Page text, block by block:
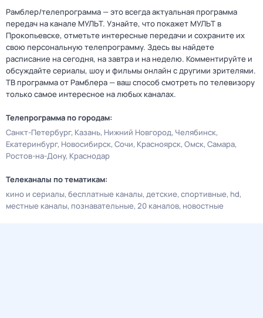
Рамблер/телепрограмма — это всегда актуальная программа
передач на канале МУЛЬТ. Узнайте, что покажет МУЛЬТ в
Прокопьевске, отметьте интересные передачи и сохраните их
свою персональную телепрограмму. Здесь вы найдете
расписание на сегодня, на завтра и на неделю. Комментируйте и
обсуждайте сериалы, шоу и фильмы онлайн с другими зрителями.
ТВ программа от Рамблера — ваш способ смотреть по телевизору
только самое интересное на любых каналах.
Телепрограмма по городам:
Санкт-Петербург Казань Нижний Новгород Челябинск
Екатеринбург Новосибирск Сочи Красноярск Омск Самара
Ростов-на-Дону Краснодар
Телеканалы по тематикам:
кино и сериалы бесплатные каналы детские спортивные hd
местные каналы познавательные 20 каналов новостные